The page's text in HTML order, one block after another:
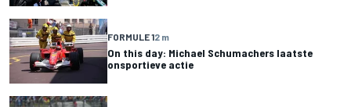
FORMULE 12 m
On this day: Michael Schumachers laatste
onsportieve actie